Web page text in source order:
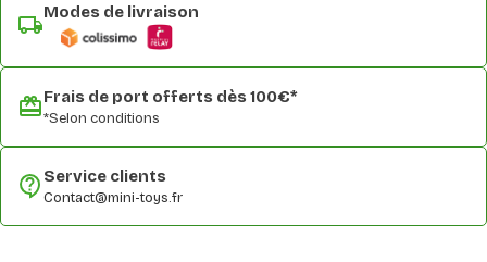
Modes de livraison
Frais de port offerts dès 100€*
*Selon conditions
Service clients
Contact@mini-toys.fr